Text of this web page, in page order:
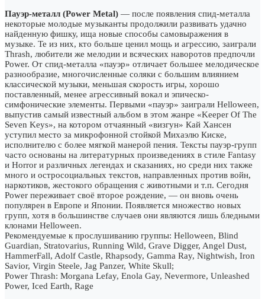
Пауэр-металл (Power Metal) — после появления спид-металла
некоторые молодые музыканты продолжили развивать удачно
найденную фишку, ища новые способы самовыражения в
музыке. Те из них, кто больше ценил мощь и агрессию, заиграли
Thrash, любители же мелодии и всяческих наворотов предпочли
Power. От спид-металла «пауэр» отличает большее мелодическое
разнообразие, многочисленные соляки с большим влиянием
классической музыки, меньшая скорость игры, хорошо
поставленный, менее агрессивный вокал и эпическо-
симфонические элементы. Первыми «пауэр» заиграли Helloween,
выпустив самый известный альбом в этом жанре «Keeper Of The
Seven Keys», на котором отчаянный «визгун» Кай Хансен
уступил место за микрофонной стойкой Михаэлю Киске,
исполнителю с более мягкой манерой пения. Тексты пауэр-групп
часто основаны на литературных произведениях в стиле Fantasy
и Horror и различных легендах и сказаниях, но среди них также
много и остросоциальных текстов, направленных против войн,
наркотиков, жестокого обращения с животными и т.п. Сегодня
Power переживает своё второе рождение, — он вновь очень
популярен в Европе и Японии. Появляется множество новых
групп, хотя в большинстве случаев они являются лишь бледными
клонами Helloween.
Рекомендуемые к прослушиванию группы: Helloween, Blind
Guardian, Stratovarius, Running Wild, Grave Digger, Angel Dust,
HammerFall, Adolf Castle, Rhapsody, Gamma Ray, Nightwish, Iron
Savior, Virgin Steele, Jag Panzer, White Skull;
Power Thrash: Morgana Lefay, Enola Gay, Nevermore, Unleashed
Power, Iced Earth, Rage